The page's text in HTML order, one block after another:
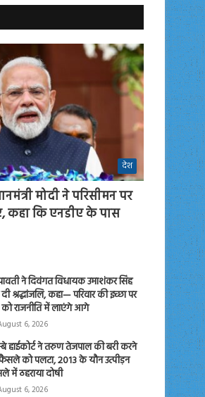
देश
मोदी ने परिसीमन पर
कहा कि एनडीए के पास
ने दिवंगत विधायक उमाशंकर सिंह
श्रद्धांजलि, कहा— परिवार की इच्छा पर
राजनीति में लाएंगे आगे
6, 2026
हाईकोर्ट ने तरुण तेजपाल की बरी करने
को पलटा, 2013 के यौन उत्पीड़न
में ठहराया दोषी
6, 2026